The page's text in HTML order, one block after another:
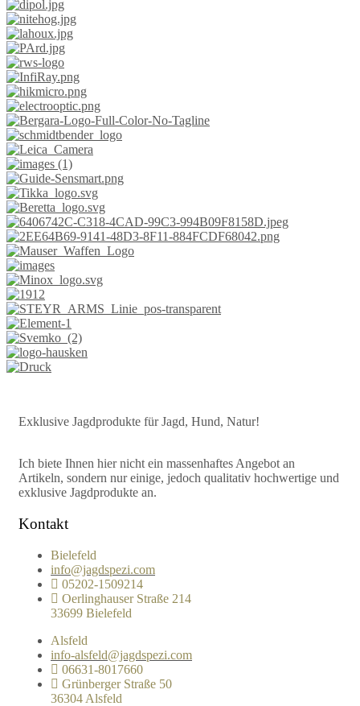
Exklusive Jagdprodukte für Jagd, Hund, Natur!
Ich biete Ihnen hier nicht ein massenhaftes Angebot an
Artikeln, sondern nur einige, jedoch qualitativ hochwertige und
exklusive Jagdprodukte an.
Kontakt
Bielefeld
info@jagdspezi.com
05202-1509214
Oerlinghauser Straße 214
33699 Bielefeld
Alsfeld
info-alsfeld@jagdspezi.com
06631-8017660
Grünberger Straße 50
36304 Alsfeld